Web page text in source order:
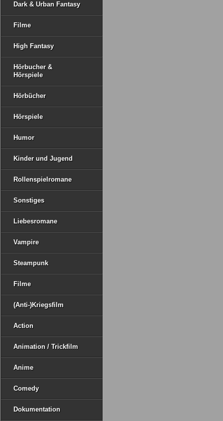
Dark & Urban Fantasy
Filme
High Fantasy
Hörbucher &
Hörspiele
Hörbücher
Hörspiele
Humor
Kinder und Jugend
Rollenspielromane
Sonstiges
Liebesromane
Vampire
Steampunk
Filme
(Anti-)Kriegsfilm
Action
Animation / Trickfilm
Anime
Comedy
Dokumentation